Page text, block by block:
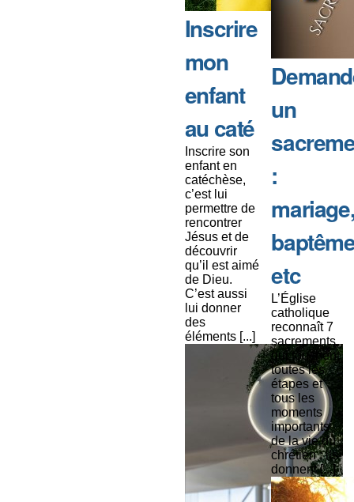
Inscrire
mon
enfant
au caté
Inscrire son
enfant en
catéchèse,
c’est lui
permettre de
rencontrer
Jésus et de
découvrir
qu’il est aimé
de Dieu.
C’est aussi
lui donner
des
éléments [...]
un
:
etc
L’Église
catholique
reconnaît 7
sacrements
qui touchent
toutes les
étapes et
tous les
moments
importants
de la vie du
chrétien : ils
donnent [...]